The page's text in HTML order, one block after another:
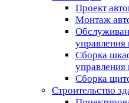
Проект
Монтаж
управления
Сборка
управления
Сборка
Строительство